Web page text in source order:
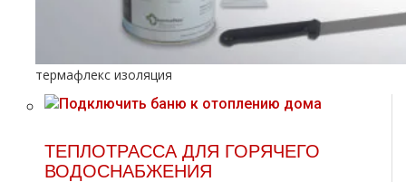
термафлекс изоляция
ТЕПЛОТРАССА ДЛЯ ГОРЯЧЕГО
ВОДОСНАБЖЕНИЯ